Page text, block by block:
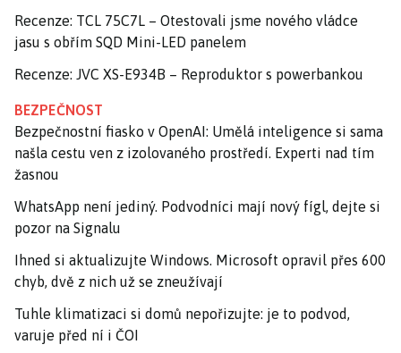
Recenze: TCL 75C7L – Otestovali jsme nového vládce
jasu s obřím SQD Mini-LED panelem
Recenze: JVC XS-E934B – Reproduktor s powerbankou
BEZPEČNOST
Bezpečnostní fiasko v OpenAI: Umělá inteligence si sama
našla cestu ven z izolovaného prostředí. Experti nad tím
žasnou
WhatsApp není jediný. Podvodníci mají nový fígl, dejte si
pozor na Signalu
Ihned si aktualizujte Windows. Microsoft opravil přes 600
chyb, dvě z nich už se zneužívají
Tuhle klimatizaci si domů nepořizujte: je to podvod,
varuje před ní i ČOI